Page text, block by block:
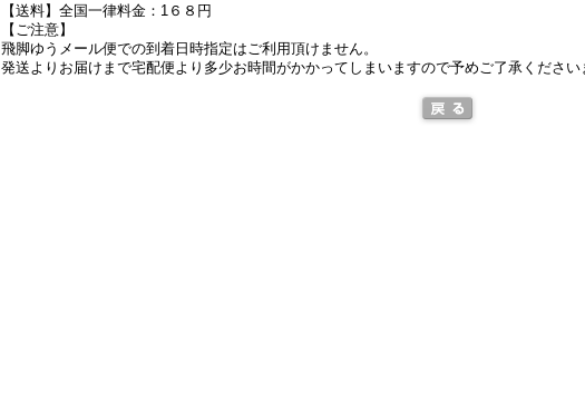
【送料】全国一律料金：1６８円
【ご注意】
飛脚ゆうメール便での到着日時指定はご利用頂けません。
発送よりお届けまで宅配便より多少お時間がかかってしまいますので予めご了承ください